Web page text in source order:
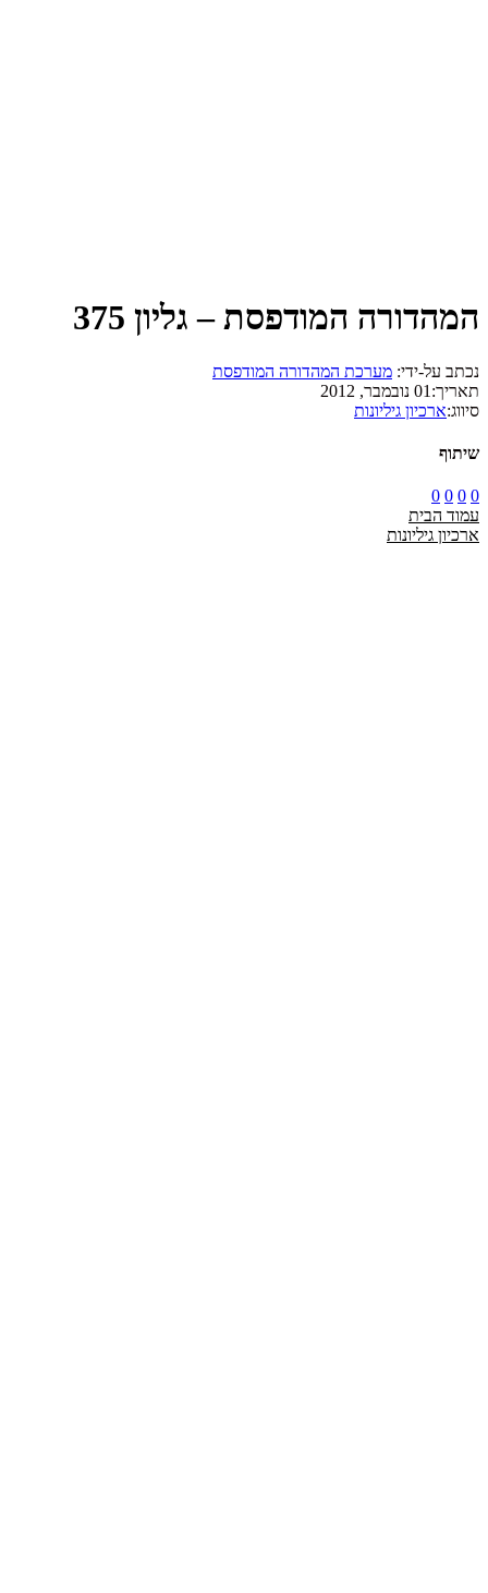
המהדורה המודפסת – גליון 375
נכתב על-ידי: מערכת המהדורה המודפסת
תאריך: 01 נובמבר, 2012
סיווג:ארכיון גיליונות
שיתוף
0
0
0
0
עמוד הבית
ארכיון גיליונות